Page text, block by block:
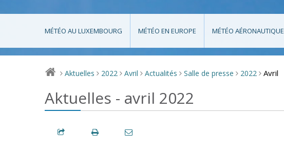
MÉTÉO AU LUXEMBOURG MÉTÉO EN EUROPE MÉTÉO AÉRONAUTIQUE
> Aktuelles > 2022 > Avril > Actualités > Salle de presse > 2022 > Avril
Aktuelles - avril 2022